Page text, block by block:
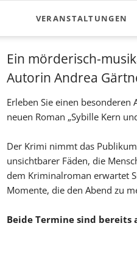
VERANSTALTUNGEN
Ein mörderisch-
Autorin Andrea
Erleben Sie einen
neuen Roman „Sybille Kern
Der Krimi nimmt das
unsichtbarer Fäden, die
dem Kriminalroman erwartet
Momente, die den Abend zu
Beide Termine sind bereits